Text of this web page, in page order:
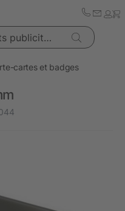
cartes et badges